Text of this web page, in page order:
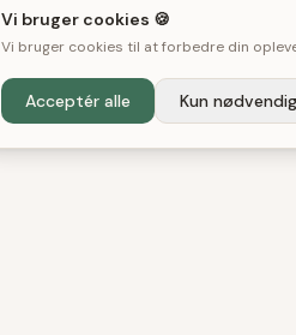
Vi bruger cookies 🍪
Vi bruger cookies til at forbedre din
Acceptér alle Kun